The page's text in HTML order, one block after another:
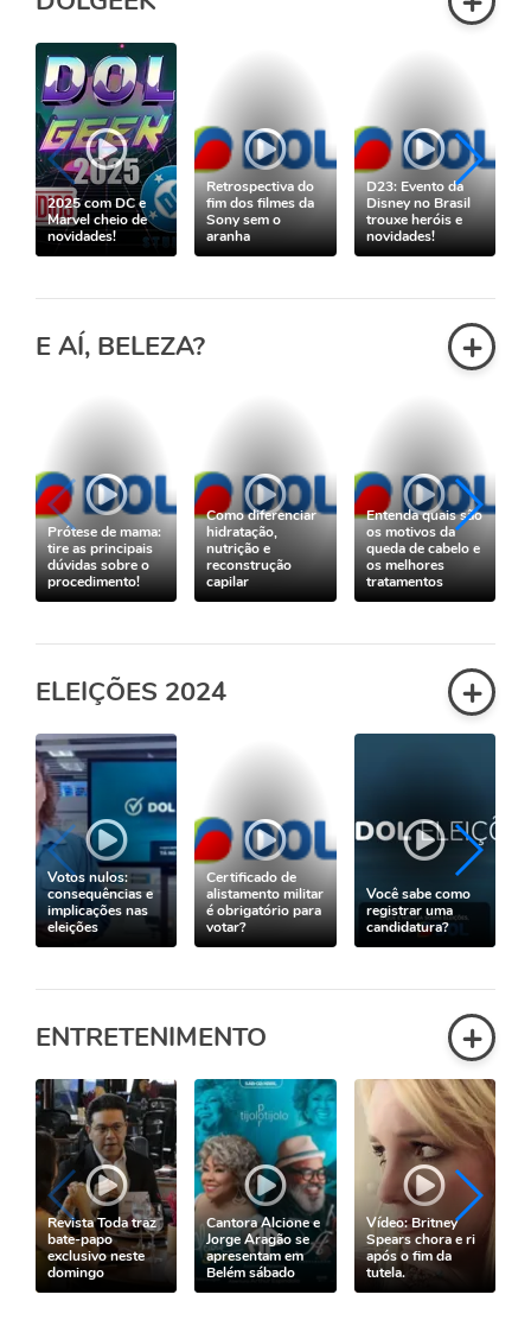
2025 com DC e
Marvel cheio de
novidades!
Retrospectiva do
fim dos filmes da
Sony sem o
aranha
D23: Evento da
Disney no Brasil
trouxe heróis e
novidades!
E AÍ, BELEZA? +
Prótese de mama:
tire as principais
dúvidas sobre o
procedimento!
Como diferenciar
hidratação,
nutrição e
reconstrução
capilar
Entenda quais são
os motivos da
queda de cabelo e
os melhores
tratamentos
ELEIÇÕES 2024 +
Votos nulos:
consequências e
implicações nas
eleições
Certificado de
alistamento militar
é obrigatório para
votar?
Você sabe como
registrar uma
candidatura?
ENTRETENIMENTO +
Revista Toda traz
bate-papo
exclusivo neste
domingo
Cantora Alcione e
Jorge Aragão se
apresentam em
Belém sábado
Vídeo: Britney
Spears chora e ri
após o fim da
tutela.